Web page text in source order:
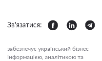
Зв'язатися:
забезпечує український бізнес
інформацією, аналітикою та